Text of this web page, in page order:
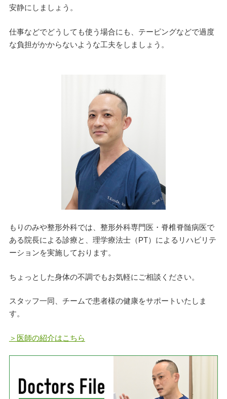
安静にしましょう。
仕事などでどうしても使う場合にも、テーピングなどで過度
な負担がかからないような工夫をしましょう。
もりのみや整形外科では、整形外科専門医・脊椎脊髄病医で
ある院長による診療と、理学療法士（PT）によるリハビリテ
ーションを実施しております。
ちょっとした身体の不調でもお気軽にご相談ください。
スタッフ一同、チームで患者様の健康をサポートいたしま
す。
＞医師の紹介はこちら